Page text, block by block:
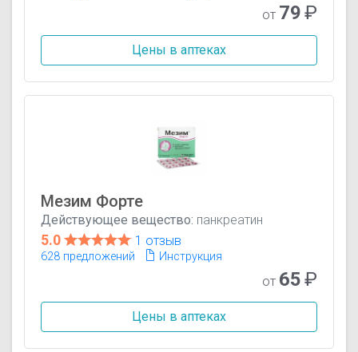
от 79₽
Цены в аптеках
Мезим Форте
Действующее вещество: панкреатин
5.0 1 отзыв
628 предложений Инструкция
от 65₽
Цены в аптеках